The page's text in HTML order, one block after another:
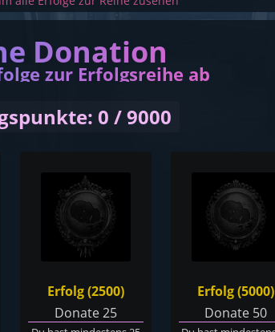
Donation
zur Erfolgsreihe ab
0 / 9000
Erfolg (2500)
Donate 25
Erfolg (5000)
Donate 50